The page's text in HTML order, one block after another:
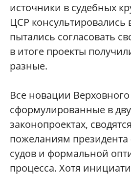
источники в судебных
ЦСР консультировались
пытались согласовать
в итоге проекты
разные.
Все новации Верховного
сформулированные в
законопроектах,
пожеланиям президента
судов и формальной
процесса. Хотя